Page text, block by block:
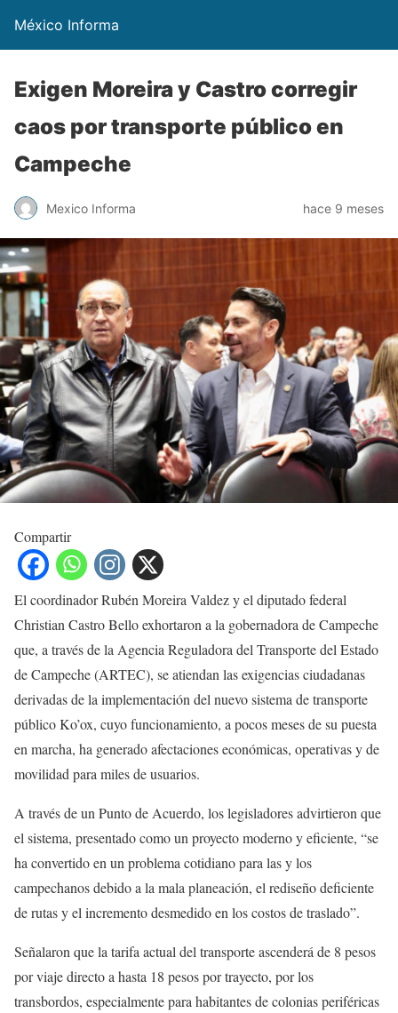
México Informa
Exigen Moreira y Castro corregir
caos por transporte público en
Campeche
Mexico Informa hace 9 meses
Compartir
El coordinador Rubén Moreira Valdez y el diputado federal
Christian Castro Bello exhortaron a la gobernadora de Campeche
que, a través de la Agencia Reguladora del Transporte del Estado
de Campeche (ARTEC), se atiendan las exigencias ciudadanas
derivadas de la implementación del nuevo sistema de transporte
público Ko’ox, cuyo funcionamiento, a pocos meses de su puesta
en marcha, ha generado afectaciones económicas, operativas y de
movilidad para miles de usuarios.
A través de un Punto de Acuerdo, los legisladores advirtieron que
el sistema, presentado como un proyecto moderno y eficiente, “se
ha convertido en un problema cotidiano para las y los
campechanos debido a la mala planeación, el rediseño deficiente
de rutas y el incremento desmedido en los costos de traslado”.
Señalaron que la tarifa actual del transporte ascenderá de 8 pesos
por viaje directo a hasta 18 pesos por trayecto, por los
transbordos, especialmente para habitantes de colonias periféricas